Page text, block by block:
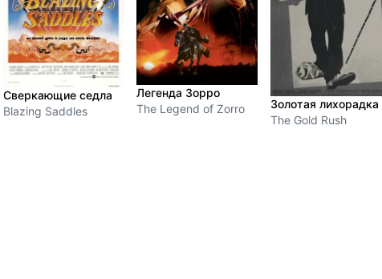
Сверкающие седла
Blazing Saddles
Легенда Зорро
The Legend of Zorro
Золотая лихорадка
The Gold Rush